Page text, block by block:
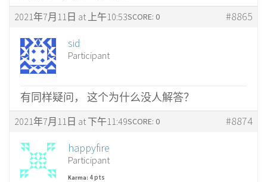
2021年7月11日 at 上午10:53 #8865
SCORE: 0
sid
Participant
有同样疑问， 这个为什么没人解答？
2021年7月11日 at 下午11:49 #8874
SCORE: 0
happyfire
Participant
Karma: 4 pts